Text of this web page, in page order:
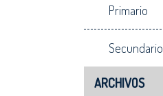
Primario
Secundario
ARCHIVOS